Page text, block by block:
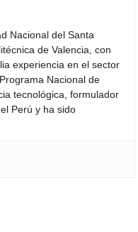
Nacional del Santa
de Valencia, con
experiencia en el sector
Nacional de
tecnológica, formulador
Perú y ha sido